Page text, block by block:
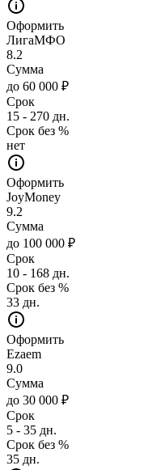
Оформить
ЛигаМФО
8.2
Сумма
до 60 000 ₽
Срок
15 - 270 дн.
Срок без %
нет
Оформить
JoyMoney
9.2
Сумма
до 100 000 ₽
Срок
10 - 168 дн.
Срок без %
33 дн.
Оформить
Ezaem
9.0
Сумма
до 30 000 ₽
Срок
5 - 35 дн.
Срок без %
35 дн.